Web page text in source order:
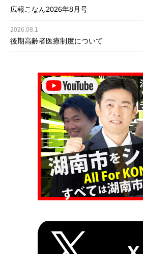
広報こなん2026年8月号
2026.08.1
後期高齢者医療制度について